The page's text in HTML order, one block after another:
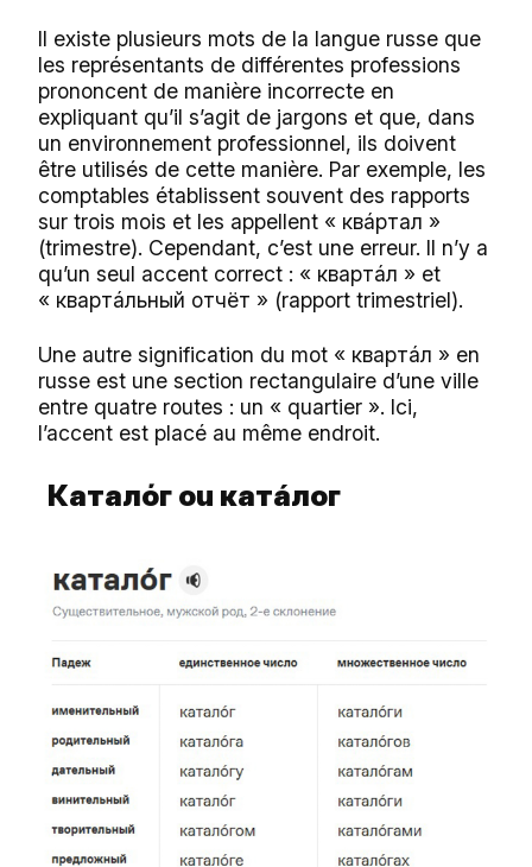
Il existe plusieurs mots de la langue russe que
les représentants de différentes professions
prononcent de manière incorrecte en
expliquant qu’il s’agit de jargons et que, dans
un environnement professionnel, ils doivent
être utilisés de cette manière. Par exemple, les
comptables établissent souvent des rapports
sur trois mois et les appellent « квáртал »
(trimestre). Cependant, c’est une erreur. Il n’y a
qu’un seul accent correct : « квартáл » et
« квартáльный отчёт » (rapport trimestriel).
Une autre signification du mot « квартáл » en
russe est une section rectangulaire d’une ville
entre quatre routes : un « quartier ». Ici,
l’accent est placé au même endroit.
Каталόг ou катáлог